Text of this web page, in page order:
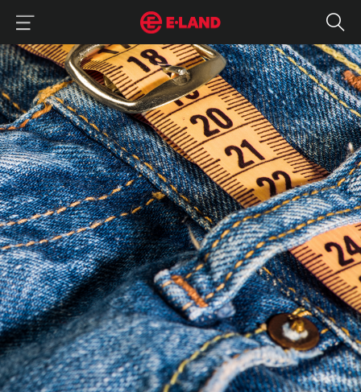
청바지 체형 : 작은 키, 통통한 하체, 납작한 힙 커버하는 나만의 청바지
매거진 상세보기